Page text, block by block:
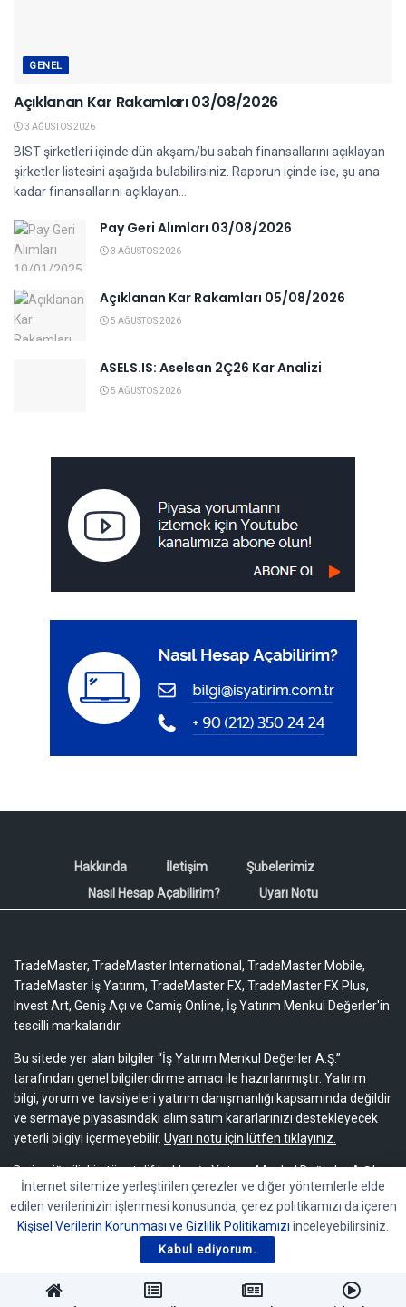
GENEL
Açıklanan Kar Rakamları 03/08/2026
3 AĞUSTOS 2026
BIST şirketleri içinde dün akşam/bu sabah finansallarını açıklayan
şirketler listesini aşağıda bulabilirsiniz. Raporun içinde ise, şu ana
kadar finansallarını açıklayan...
Pay Geri Alımları 03/08/2026
3 AĞUSTOS 2026
Açıklanan Kar Rakamları 05/08/2026
5 AĞUSTOS 2026
ASELS.IS: Aselsan 2Ç26 Kar Analizi
5 AĞUSTOS 2026
Hakkında İletişim
Şubelerimiz
Nasıl Hesap Açabilirim?
Uyarı Notu
TradeMaster, TradeMaster International, TradeMaster Mobile,
TradeMaster İş Yatırım, TradeMaster FX, TradeMaster FX Plus,
Invest Art, Geniş Açı ve Camiş Online, İş Yatırım Menkul Değerler'in
tescilli markalarıdır.
Bu sitede yer alan bilgiler “İş Yatırım Menkul Değerler A.Ş.”
tarafından genel bilgilendirme amacı ile hazırlanmıştır. Yatırım
bilgi, yorum ve tavsiyeleri yatırım danışmanlığı kapsamında değildir
ve sermaye piyasasındaki alım satım kararlarınızı destekleyecek
yeterli bilgiyi içermeyebilir. Uyarı notu için lütfen tıklayınız.
Bu içeriğe ilişkin tüm telif hakları İş Yatırım Menkul Değerler A.Ş.’ye
aittir. Bu içerik, açık iznimiz olmaksızın başkaları tarafından
herhangi bir amaçla, kısmen veya tamamen çoğaltılamaz,
dağıtılamaz, yayımlanamaz veya değiştirilemez.
İnternet sitemize yerleştirilen çerezler ve diğer yöntemlerle elde
edilen verilerinizin işlenmesi konusunda, çerez politikamızı da içeren
Kişisel Verilerin Korunması ve Gizlilik Politikamızı inceleyebilirsiniz.
Kabul ediyorum.